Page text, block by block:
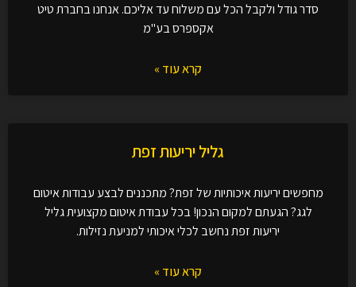
סדר גודל ולקבל הכל עם משלוח עד אליכם. אנחנו בחברת טיט
אקספרס בע"מ
קרא עוד »
גליל יריעות זפת
מחפשים יריעות איכותיות של זפת? מתכננים לבצע עבודות איטום
לגג? הגעתם למקום הנכון! בכל עבודת איטום מקצועית גליל
יריעות זפת נחשב לכלי איכותי למניעת נזילות.
קרא עוד »